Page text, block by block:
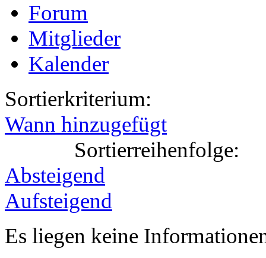
Forum
Mitglieder
Kalender
Sortierkriterium:
Wann hinzugefügt
Sortierreihenfolge:
Absteigend
Aufsteigend
Es liegen keine